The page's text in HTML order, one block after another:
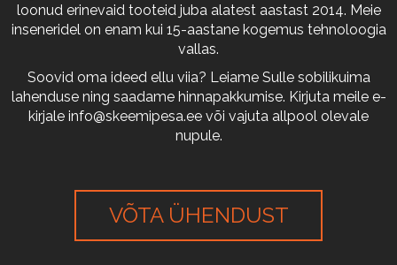
loonud erinevaid tooteid juba alatest aastast 2014. Meie
inseneridel on enam kui 15-aastane kogemus tehnoloogia
vallas.
Soovid oma ideed ellu viia? Leiame Sulle sobilikuima
lahenduse ning saadame hinnapakkumise. Kirjuta meile e-
kirjale info@skeemipesa.ee või vajuta allpool olevale
nupule.
VÕTA ÜHENDUST